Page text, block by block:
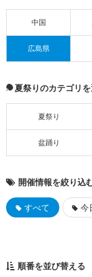
中国
広島県
夏祭りのカテゴリ
夏祭り
盆踊り
開催情報を絞り込
すべて 今
順番を並び替える